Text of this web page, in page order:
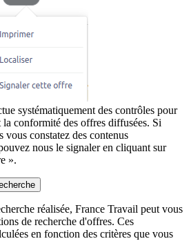
systématiquement des contrôles pour
conformité des offres diffusées. Si
vous constatez des contenus
nous le signaler en cliquant sur
».
réalisée, France Travail peut vous
de recherche d'offres. Ces
en fonction des critères que vous